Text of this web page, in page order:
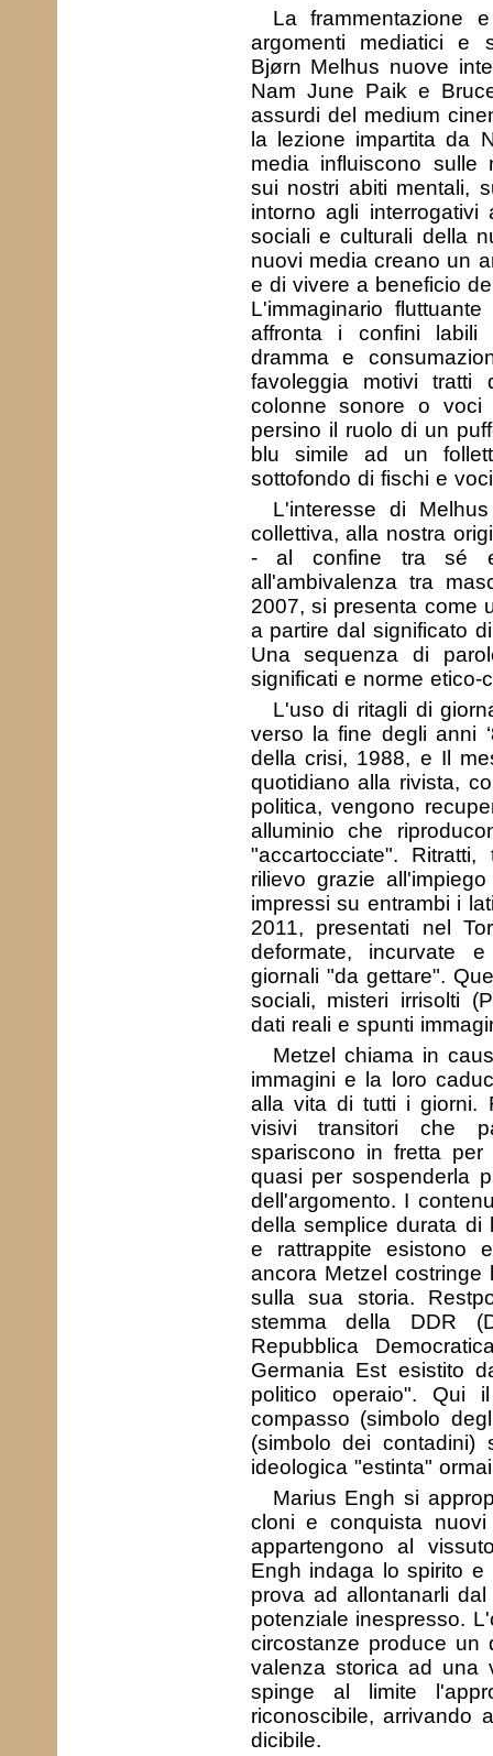
La frammentazione
argomenti mediatici e
Bjørn Melhus nuove
Nam June Paik e
assurdi del medium
la lezione impartita da
media influiscono sulle
sui nostri abiti mentali,
intorno agli
sociali e culturali della
nuovi media creano un
e di vivere a beneficio
L'immaginario
affronta i confini labili
dramma e
favoleggia motivi tratti
colonne sonore o
persino il ruolo di un
blu simile ad un
sottofondo di fischi e
L'interesse di
collettiva, alla nostra
- al confine tra sé
all'ambivalenza tra
2007, si presenta come
a partire dal significato
Una sequenza di
significati e norme etico-
L'uso di ritagli di
verso la fine degli anni
della crisi, 1988, e Il
quotidiano alla rivista,
politica, vengono
alluminio che
"accartocciate".
rilievo grazie
impressi su entrambi i
2011, presentati nel
deformate, incurvate
giornali "da gettare".
sociali, misteri irrisolti
dati reali e spunti
Metzel chiama in
immagini e la loro
alla vita di tutti i giorni.
visivi transitori che
spariscono in fretta per
quasi per sospenderla
dell'argomento. I
della semplice durata di
e rattrappite esistono
ancora Metzel costringe
sulla sua storia.
stemma della DDR
Repubblica
Germania Est esistito
politico operaio". Qui
compasso (simbolo
(simbolo dei
ideologica "estinta"
Marius Engh si
cloni e conquista
appartengono al
Engh indaga lo spirito
prova ad allontanarli
potenziale inespresso.
circostanze produce un
valenza storica ad una
spinge al limite
riconoscibile, arrivando
dicibile.